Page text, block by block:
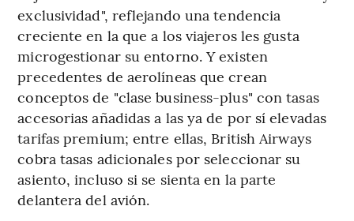
exclusividad", reflejando una tendencia
creciente en la que a los viajeros les gusta
microgestionar su entorno. Y existen
precedentes de aerolíneas que crean
conceptos de "clase business-plus" con tasas
accesorias añadidas a las ya de por sí elevadas
tarifas premium; entre ellas, British Airways
cobra tasas adicionales por seleccionar su
asiento, incluso si se sienta en la parte
delantera del avión.